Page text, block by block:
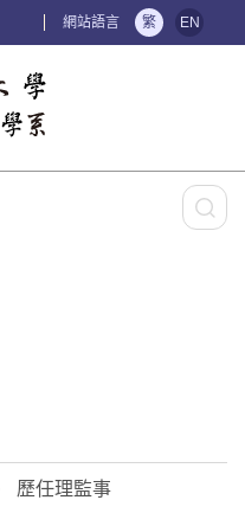
網站語言 繁 EN
歷任理監事